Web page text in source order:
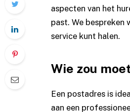
aspecten van het
past. We bespreken
service kunt halen.
Wie zou
Een postadres is
aan een